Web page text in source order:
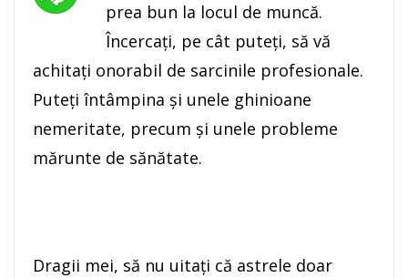
prea bun la locul de muncă.
Încercaţi, pe cât puteți, să vă
achitaţi onorabil de sarcinile profesionale.
Puteţi întâmpina și unele ghinioane
nemeritate, precum şi unele probleme
mărunte de sănătate.
Dragii mei, să nu uitaţi că astrele doar